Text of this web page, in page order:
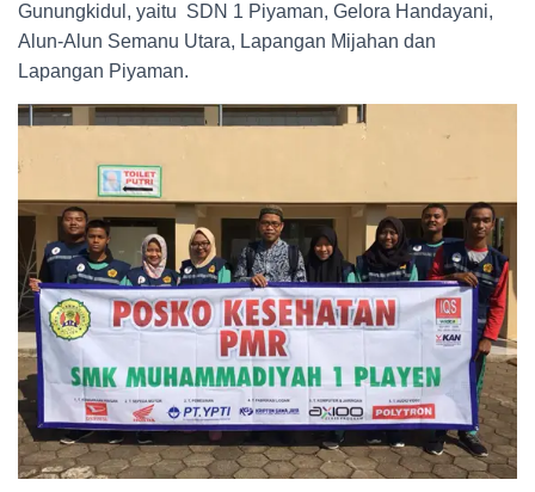
Gunungkidul, yaitu SDN 1 Piyaman, Gelora Handayani,
Alun-Alun Semanu Utara, Lapangan Mijahan dan
Lapangan Piyaman.